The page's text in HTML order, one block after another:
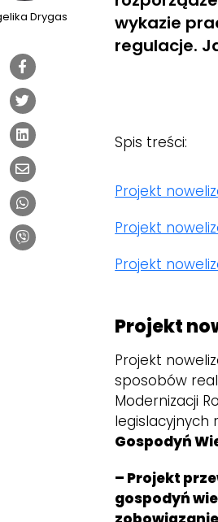
Drygas
wykazie
regulacje.
Spis treści:
Projekt
Projekt
Projekt
Projekt
Projekt
sposobów
Modernizacji
legislacyjnych
Gospodyń
– Projekt
gospodyń